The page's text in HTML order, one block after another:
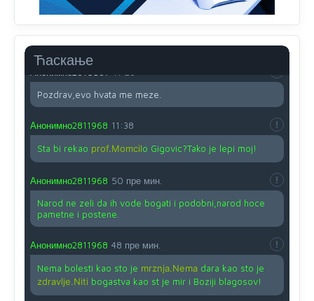
Ћаскање
Анонимно2810587
11:24
Pozdrav,evo hvata me meze.
Анонимно2811968 11:38
Sta bi rekao prof.Momcilo Gigovic?Tako je lepi moj!
Анонимно2811968 50 пре мин.
Narod ne zeli da ih vode bogati i podobni,narod hoce
pametne i postene.
Анонимно2811968 48 пре мин.
Nema bolesti kao sto je mrznja.Nemadara kao sto je
zdravlje.Niti bogastva kao st je mir i Boziji blagosov!